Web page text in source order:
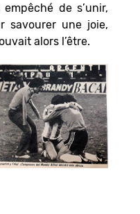
de s’unir,
savourer une joie,
alors l’être.